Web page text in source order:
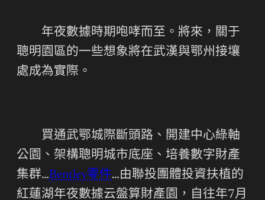
年夜數據時期咆哮而至。將來，關于
聰明園區的一些想象將在武漢與鄂州接壤
處成為實際。
買通武鄂城際斷頭路、開建中心綠軸
公園、架構聰明城市底座、培養數字財產
集群…Bentley零件…由聯投團體投資扶植的
紅蓮湖年夜數據云盤算財產園，自往年7月